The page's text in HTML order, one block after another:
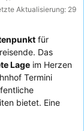
Aktualisierung: 29
für
Das
Lage im Herzen
Termini
bietet. Eine
Mahlzeiten